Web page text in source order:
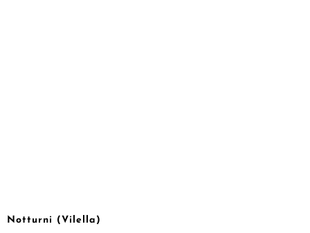
Notturni (Vilella)